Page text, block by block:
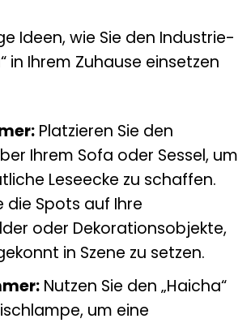
Ideen, wie Sie den Industrie-
in Ihrem Zuhause einsetzen
Platzieren Sie den
Ihrem Sofa oder Sessel, um
Leseecke zu schaffen.
die Spots auf Ihre
oder Dekorationsobjekte,
in Szene zu setzen.
Nutzen Sie den „Haicha“
um eine